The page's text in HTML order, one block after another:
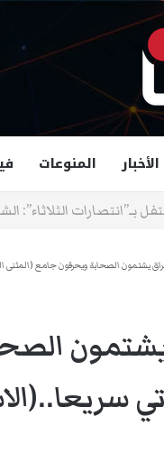
الأخبار المنوعات
عمدة لمدينة نيويورك
يشتمون الصحابة ويحرقون جامع (المثنى